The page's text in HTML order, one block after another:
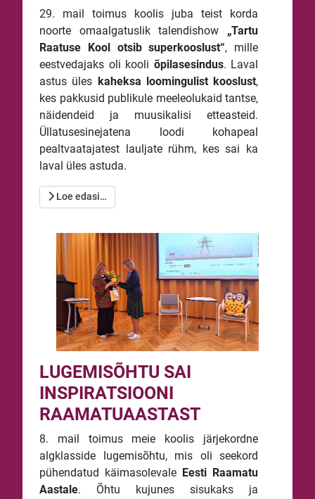
29. mail toimus koolis juba teist korda
noorte omaalgatuslik talendishow „Tartu
Raatuse Kool otsib superkooslust“, mille
eestvedajaks oli kooli õpilasesindus. Laval
astus üles kaheksa loomingulist kooslust,
kes pakkusid publikule meeleolukaid tantse,
näidendeid ja muusikalisi etteasteid.
Üllatusesinejatena loodi kohapeal
pealtvaatajatest lauljate rühm, kes sai ka
laval üles astuda.
Loe edasi…
LUGEMISÕHTU SAI
INSPIRATSIOONI
RAAMATUAASTAST
8. mail toimus meie koolis järjekordne
algklasside lugemisõhtu, mis oli seekord
pühendatud käimasolevale Eesti Raamatu
Aastale. Õhtu kujunes sisukaks ja